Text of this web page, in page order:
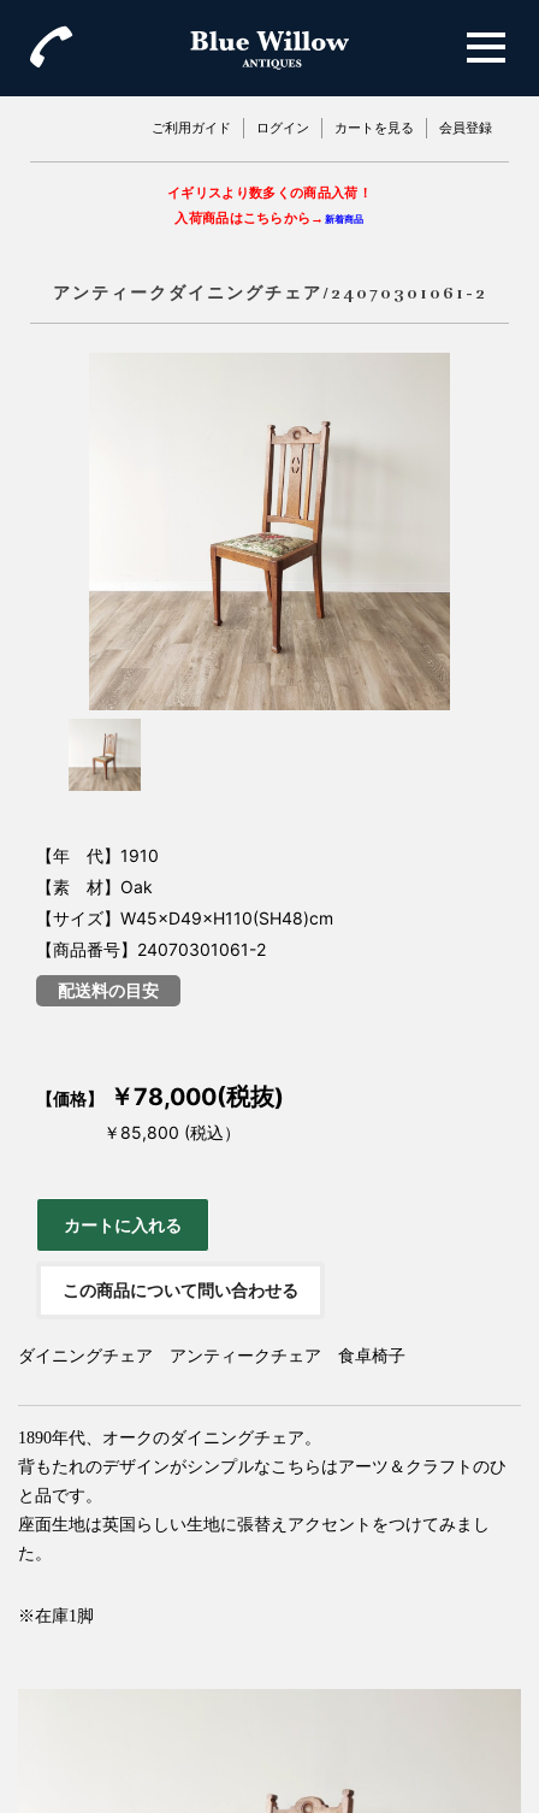
ご利用ガイド ログイン カートを見る 会員登録
イギリスより数多くの商品入荷！
入荷商品はこちらから→ 新着商品
アンティークダイニングチェア/24070301061-2
【年 代】1910
【素 材】Oak
【サイズ】W45×D49×H110(SH48)cm
【商品番号】24070301061-2
配送料の目安
【価格】 ￥78,000(税抜)
￥85,800 (税込）
この商品について問い合わせる
ダイニングチェア アンティークチェア 食卓椅子
1890年代、オークのダイニングチェア。
背もたれのデザインがシンプルなこちらはアーツ＆クラフトのひ
と品です。
座面生地は英国らしい生地に張替えアクセントをつけてみまし
た。
※在庫1脚